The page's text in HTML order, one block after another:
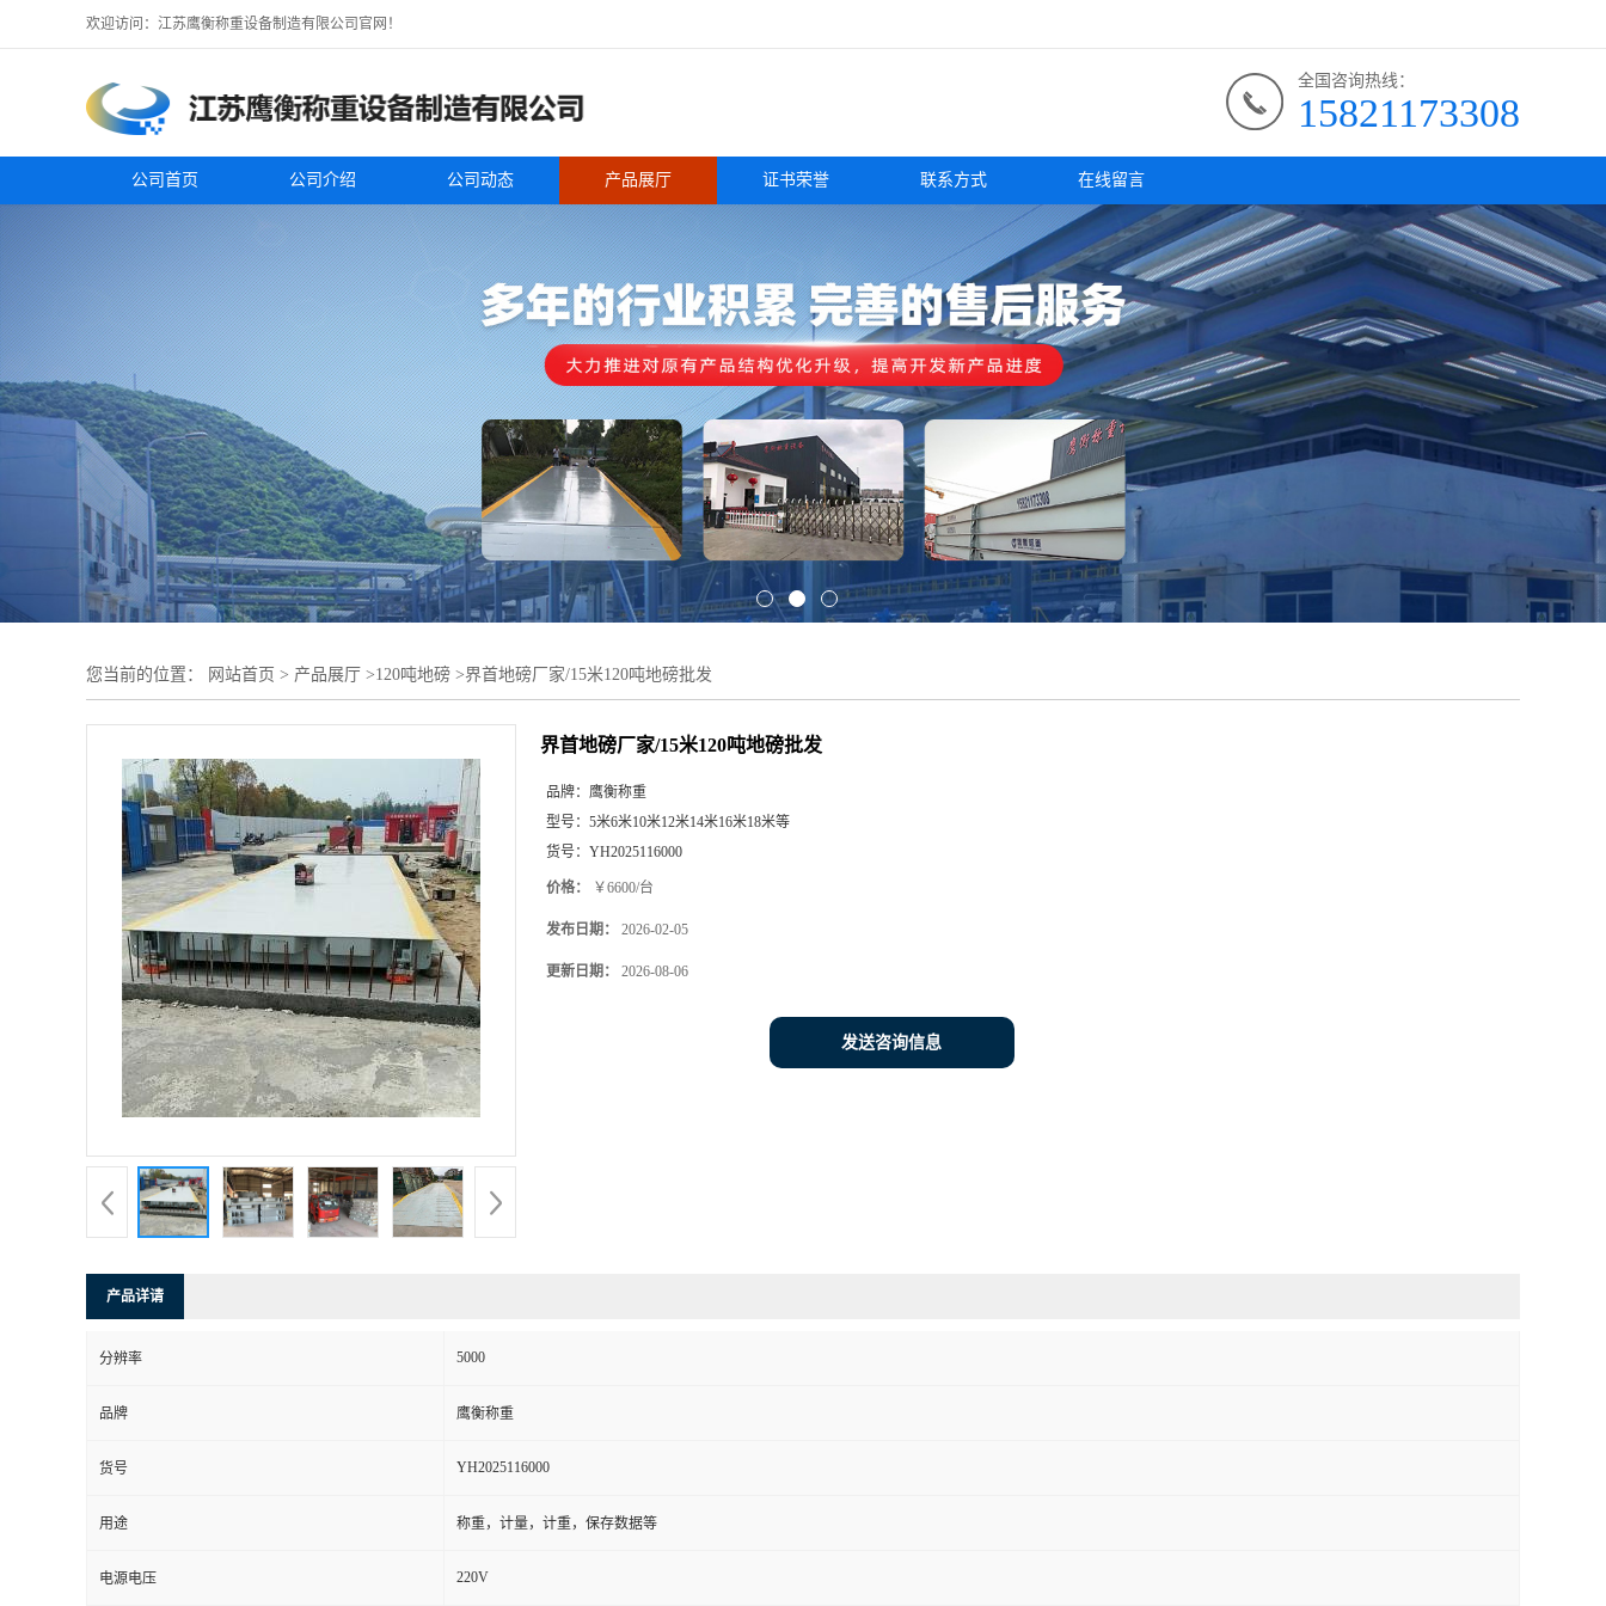
欢迎访问：江苏鹰衡称重设备制造有限公司官网！
全国咨询热线：
15821173308
公司首页 公司介绍 公司动态 产品展厅 证书荣誉 联系方式 在线留言
您当前的位置： 网站首页 > 产品展厅 >120吨地磅 >界首地磅厂家/15米120吨地磅批发
界首地磅厂家/15米120吨地磅批发
品牌： 鹰衡称重
型号： 5米6米10米12米14米16米18米等
货号： YH2025116000
价格： ￥6600/台
发布日期： 2026-02-05
更新日期： 2026-08-06
发送咨询信息
产品详请
分辨率 5000
品牌 鹰衡称重
货号 YH2025116000
用途 称重，计量，计重，保存数据等
电源电压 220V